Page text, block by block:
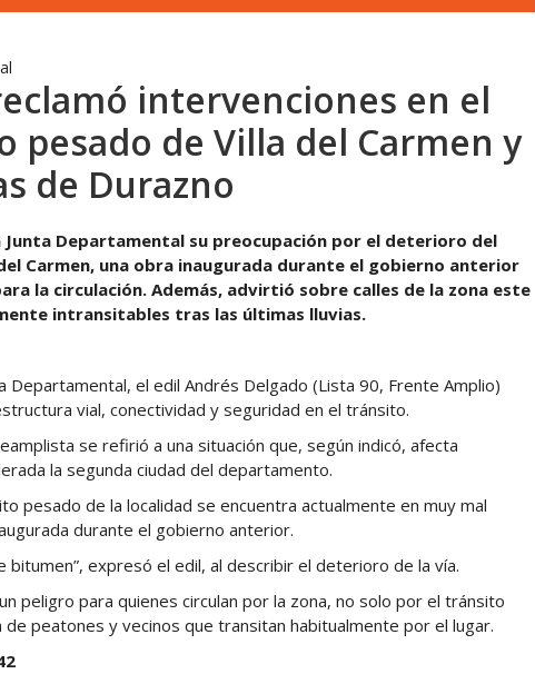
intervenciones en el
pesado de Villa del Carmen y
de Durazno
Junta Departamental su preocupación por el deterioro del
Carmen, una obra inaugurada durante el gobierno anterior
la circulación. Además, advirtió sobre calles de la zona este
intransitables tras las últimas lluvias.
Departamental, el edil Andrés Delgado (Lista 90, Frente Amplio)
vial, conectividad y seguridad en el tránsito.
se refirió a una situación que, según indicó, afecta
la segunda ciudad del departamento.
pesado de la localidad se encuentra actualmente en muy mal
durante el gobierno anterior.
bitumen”, expresó el edil, al describir el deterioro de la vía.
peligro para quienes circulan por la zona, no solo por el tránsito
peatones y vecinos que transitan habitualmente por el lugar.